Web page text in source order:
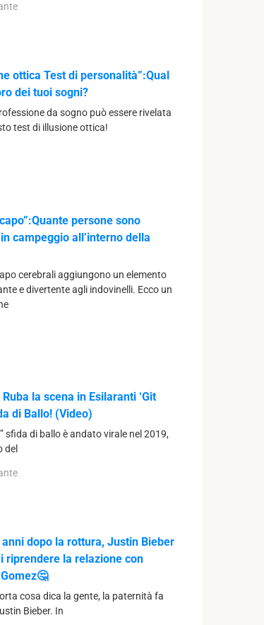
ottica Test di personalità”:Qual
dei tuoi sogni?
da sogno può essere rivelata
test di illusione ottica!
persone sono
campeggio all’interno della
cerebrali aggiungono un elemento
e divertente agli indovinelli. Ecco un
la scena in Esilaranti ‘Git
di Ballo! (Video)
sfida di ballo è andato virale nel 2019,
del
anni dopo la rottura, Justin Bieber
riprendere la relazione con
cosa dica la gente, la paternità fa
Bieber. In